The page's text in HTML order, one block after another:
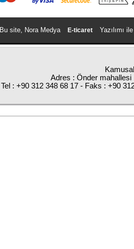
Bu site, Nora Medya E-ticaret Yazılımı
Adres : Önder mahallesi
Tel : +90 312 348 68 17 - Faks : +90